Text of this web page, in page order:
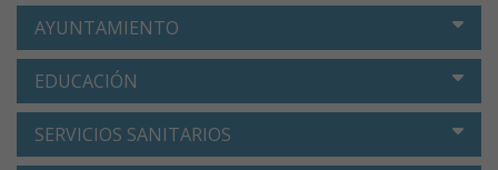
AYUNTAMIENTO
EDUCACIÓN
SERVICIOS SANITARIOS